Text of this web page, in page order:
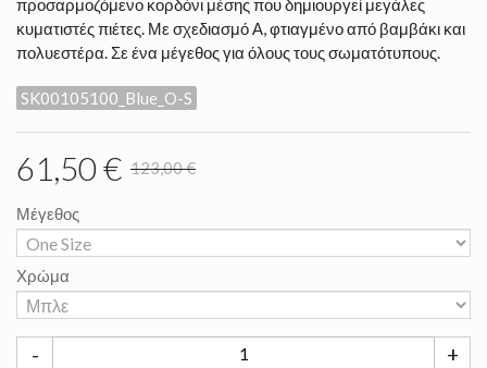
προσαρμοζόμενο κορδόνι μέσης που δημιουργεί μεγάλες
κυματιστές πιέτες. Με σχεδιασμό Α, φτιαγμένο από βαμβάκι και
πολυεστέρα. Σε ένα μέγεθος για όλους τους σωματότυπους.
SK00105100_Blue_O-S
61,50 € 123,00 €
Μέγεθος
Χρώμα
- +